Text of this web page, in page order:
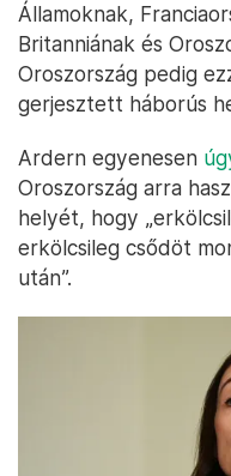
Államoknak,
Britanniának és
Oroszország pedig
gerjesztett háborús
Ardern egyenesen
Oroszország arra
helyét, hogy
erkölcsileg csődöt
után”.